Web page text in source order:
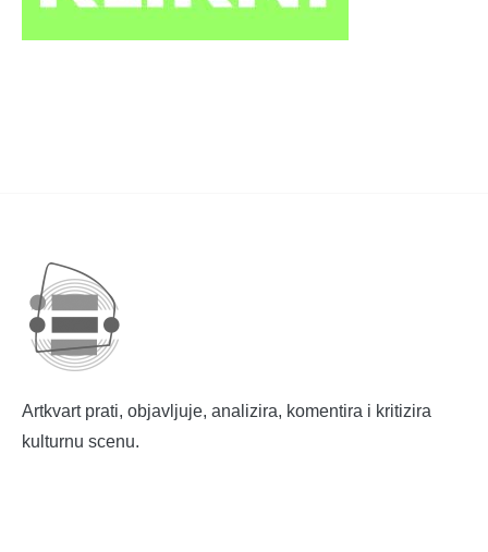
Artkvart prati, objavljuje, analizira, komentira i kritizira
kulturnu scenu.